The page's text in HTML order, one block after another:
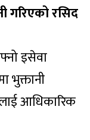
गरिएको रसिद
इसेवा
भुक्तानी
आधिकारिक